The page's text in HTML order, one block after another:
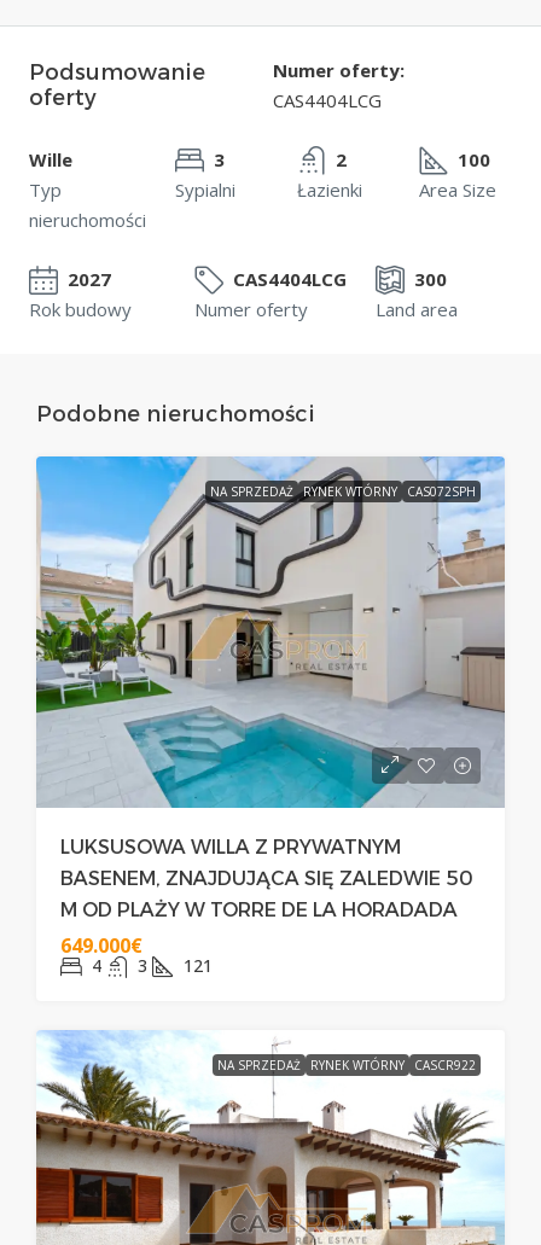
Podsumowanie
oferty
Numer oferty:
CAS4404LCG
Wille
Typ
nieruchomości
3
Sypialni
2
Łazienki
100
Area Size
2027
Rok budowy
CAS4404LCG
Numer oferty
300
Land area
Podobne nieruchomości
NA SPRZEDAŻ RYNEK WTÓRNY CAS072SPH
LUKSUSOWA WILLA Z PRYWATNYM
BASENEM, ZNAJDUJĄCA SIĘ ZALEDWIE 50
M OD PLAŻY W TORRE DE LA HORADADA
649.000€
4 3 121
NA SPRZEDAŻ RYNEK WTÓRNY CASCR922